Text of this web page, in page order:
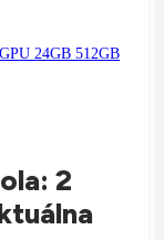
M4 10-core CPU 10-core GPU 24GB 512GB
2